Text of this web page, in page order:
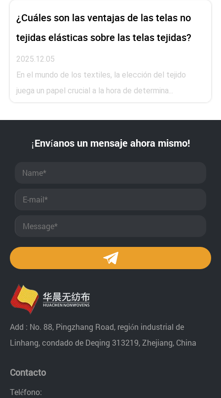
¿Cuáles son las ventajas de las telas no
tejidas elásticas sobre las telas tejidas?
2025.12.05
En el mundo de los textiles, la elección del tejido
juega un papel crucial a la hora de determina...
¡Envíanos un mensaje ahora mismo!
Add : No. 88, Pingzhang Road, región industrial de
Linhang, condado de Deqing 313219, Zhejiang, China
Contacto
Teléfono: